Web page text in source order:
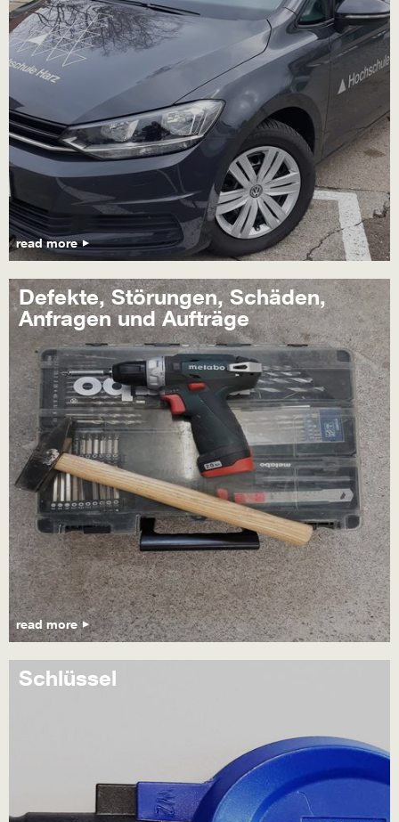
read more
Defekte, Störungen, Schäden,
Anfragen und Aufträge
read more
Schlüssel